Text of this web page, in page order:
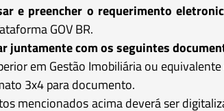
e preencher o requerimento
GOV BR.
juntamente com os seguintes
em Gestão Imobiliária ou
3x4 para documento.
mencionados acima deverá ser